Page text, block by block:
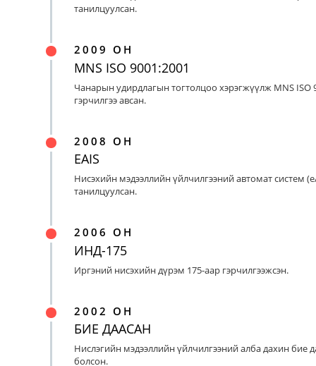
танилцуулсан.
2009 ОН
MNS ISO 9001:2001
Чанарын удирдлагын тогтолцоо хэрэгжүүлж MNS ISO
гэрчилгээ авсан.
2008 ОН
EAIS
Нисэхийн мэдээллийн үйлчилгээний автомат систем
танилцуулсан.
2006 ОН
ИНД-175
Иргэний нисэхийн дүрэм 175-аар гэрчилгээжсэн.
2002 ОН
БИЕ ДААСАН
Нислэгийн мэдээллийн үйлчилгээний алба дахин бие
болсон.